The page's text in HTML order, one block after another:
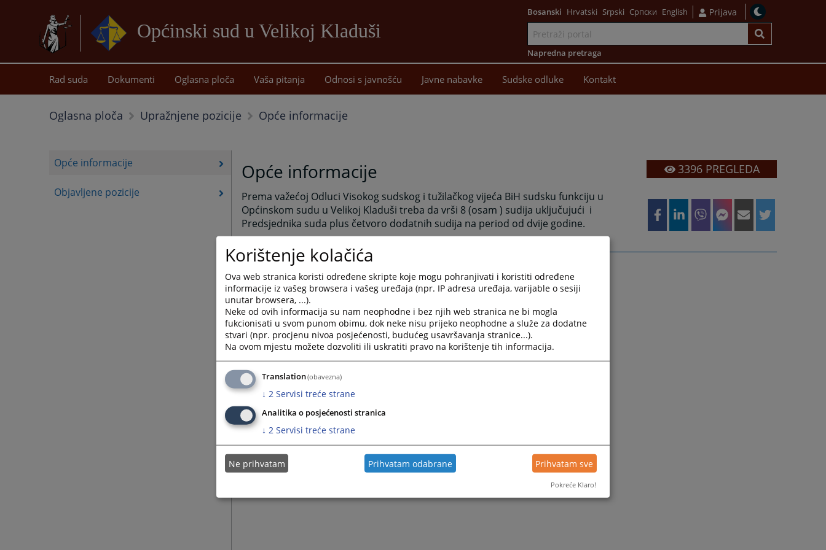
Općinski sud u Velikoj Kladuši
sadržaj
Bosanski Hrvatski Srpski Српски English Prijava
Napredna pretraga
Rad suda Dokumenti Oglasna ploča Vaša pitanja Odnosi s javnošću Javne nabavke Sudske odluke Kontakt
Oglasna ploča Upražnjene pozicije Opće informacije
Opće informacije
Objavljene pozicije
Opće informacije
Prema važećoj Odluci Visokog sudskog i tužilačkog vijeća BiH sudsku funkciju u
Općinskom sudu u Velikoj Kladuši treba da vrši 8 (osam ) sudija uključujući i
Predsjednika suda plus četvoro dodatnih sudija na period od dvije godine.
3396PREGLEDA
Korištenje kolačića
Ova web stranica koristi određene skripte koje mogu pohranjivati i koristiti određene
informacije iz vašeg browsera i vašeg uređaja (npr. IP adresa uređaja, varijable o sesiji
unutar browsera, ...).
Neke od ovih informacija su nam neophodne i bez njih web stranica ne bi mogla
fukcionisati u svom punom obimu, dok neke nisu prijeko neophodne a služe za dodatne
stvari (npr. procjenu nivoa posjećenosti, budućeg usavršavanja stranice...).
Na ovom mjestu možete dozvoliti ili uskratiti pravo na korištenje tih informacija.
Translation(obavezna)
↓ 2 Servisi treće strane
Analitika o posjećenosti stranica
↓ 2 Servisi treće strane
Ne prihvatam Prihvatam odabrane Prihvatam sve
Pokreće Klaro!